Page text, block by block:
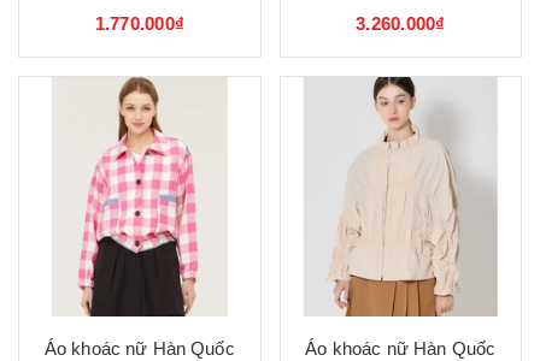
1.770.000₫ 3.260.000₫
Áo khoác nữ Hàn Quốc
Áo khoác nữ Hàn Quốc